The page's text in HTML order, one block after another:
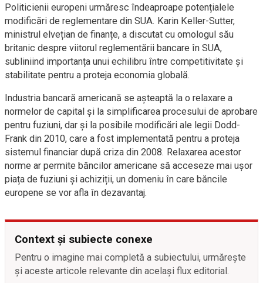
Politicienii europeni urmăresc îndeaproape potențialele
modificări de reglementare din SUA. Karin Keller-Sutter,
ministrul elvețian de finanțe, a discutat cu omologul său
britanic despre viitorul reglementării bancare în SUA,
subliniind importanța unui echilibru între competitivitate și
stabilitate pentru a proteja economia globală.
Industria bancară americană se așteaptă la o relaxare a
normelor de capital și la simplificarea procesului de aprobare
pentru fuziuni, dar și la posibile modificări ale legii Dodd-
Frank din 2010, care a fost implementată pentru a proteja
sistemul financiar după criza din 2008. Relaxarea acestor
norme ar permite băncilor americane să acceseze mai ușor
piața de fuziuni și achiziții, un domeniu în care băncile
europene se vor afla în dezavantaj.
Context și subiecte conexe
Pentru o imagine mai completă a subiectului, urmărește
și aceste articole relevante din același flux editorial.